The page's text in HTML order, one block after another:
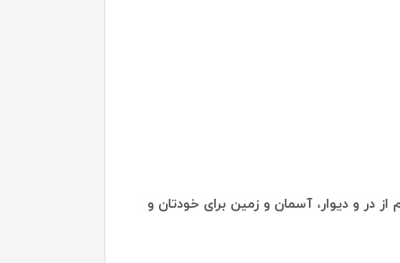
در و دیوار، آسمان و زمین برای خودتان و